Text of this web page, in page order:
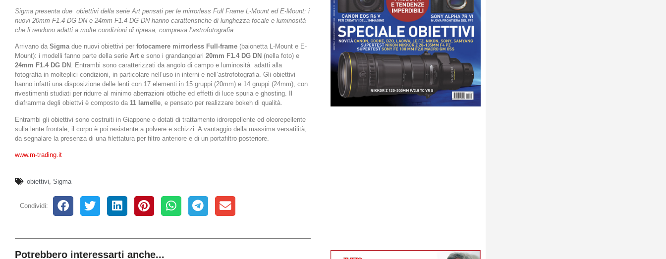
Sigma presenta due obiettivi della serie Art pensati per le mirrorless Full Frame L-Mount ed E-Mount: i
nuovi 20mm F1.4 DG DN e 24mm F1.4 DG DN hanno caratteristiche di lunghezza focale e luminosità
che li rendono adatti a molte condizioni di ripresa, compresa l’astrofotografia
Arrivano da Sigmadue nuovi obiettivi per fotocamere mirrorless Full-frame (baionetta L-Mount e E-
Mount): i modelli fanno parte della serie Art e sono i grandangolari 20mm F1.4 DG DN (nella foto) e
24mm F1.4 DG DN . Entrambi sono caratterizzati da angolo di campo e luminosità adatti alla
fotografia in molteplici condizioni, in particolare nell’uso in interni e nell’astrofotografia. Gli obiettivi
hanno infatti una disposizione delle lenti con 17 elementi in 15 gruppi (20mm) e 14 gruppi (24mm), con
rivestimenti studiati per ridurre al minimo aberrazioni ottiche ed effetti di luce spuria e ghosting. Il
diaframma degli obiettvi è composto da 11 lamelle, e pensato per realizzare bokeh di qualità.
Entrambi gli obiettivi sono costruiti in Giappone e dotati di trattamento idrorepellente ed oleorepellente
sulla lente frontale; il corpo è poi resistente a polvere e schizzi. A vantaggio della massima versatilità,
da segnalare la presenza di una filettatura per filtro anteriore e di un portafiltro posteriore.
www.m-trading.it
obiettivi Sigma
Condividi:
Potrebbero interessarti anche...